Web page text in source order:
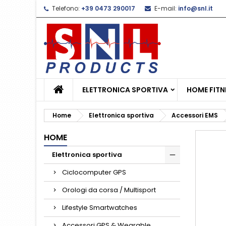
Telefono: +39 0473 290017 E-mail: info@snl.it
ELETTRONICA SPORTIVA HOME
Home Elettronica sportiva Accessori EMS
HOME
Elettronica sportiva
Ciclocomputer GPS
Orologi da corsa / Multisport
Lifestyle Smartwatches